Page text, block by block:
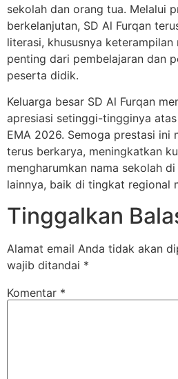
sekolah dan orang tua. Melalui
berkelanjutan, SD Al Furqan
literasi, khususnya
penting dari pembelajaran dan
peserta didik.
Keluarga besar SD Al Furqan
apresiasi setinggi-tingginya
EMA 2026. Semoga prestasi ini
terus berkarya, meningkatkan
mengharumkan nama sekolah
lainnya, baik di tingkat regional
Tinggalkan
Alamat email Anda tidak akan
wajib ditandai *
Komentar *